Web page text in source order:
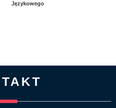
Językowego